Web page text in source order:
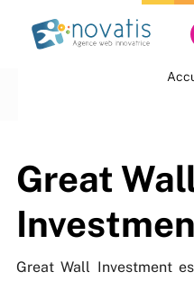
Great
Great Wall Investment